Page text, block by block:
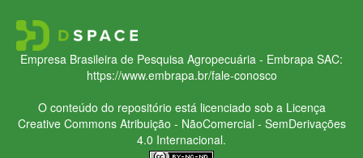
Empresa Brasileira de Pesquisa Agropecuária - Embrapa SAC:
https://www.embrapa.br/fale-conosco
O conteúdo do repositório está licenciado sob a Licença
Creative CommonsAtribuição - NãoComercial - SemDerivações
4.0 Internacional.